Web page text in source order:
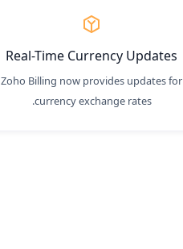
Real-Time Currency Updates
Zoho Billing now provides updates for
currency exchange rates.